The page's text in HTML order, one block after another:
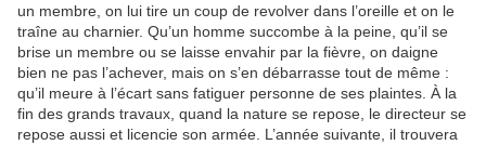
un membre, on lui tire un coup de revolver dans l’oreille et on le
traîne au charnier. Qu’un homme succombe à la peine, qu’il se
brise un membre ou se laisse envahir par la fièvre, on daigne
bien ne pas l’achever, mais on s’en débarrasse tout de même :
qu’il meure à l’écart sans fatiguer personne de ses plaintes. À la
fin des grands travaux, quand la nature se repose, le directeur se
repose aussi et licencie son armée. L’année suivante, il trouvera